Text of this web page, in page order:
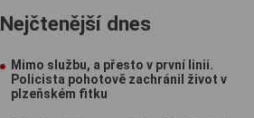
Nejčtenější dnes
Mimo službu, a přesto v první linii.
Policista pohotově zachránil život v
plzeňském fitku